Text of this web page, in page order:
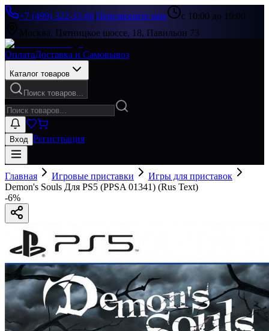
+7 (499) 322-33-86|Перезвоните мне
с 10:00 до 19:00
Москва, Пятницкое шоссе, 18, Павильон 73
ОплатаДоставка и Самовывоз
Каталог товаров
Поиск товаров...
Вход Регистрация
Главная Игровые приставки
Игры для приставок
Demon's Souls Для PS5 (PPSA 01341) (Rus Text)
-6%